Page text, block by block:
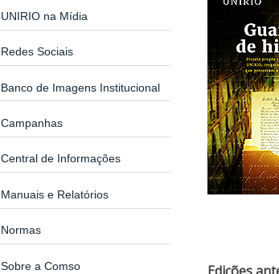
UNIRIO na Mídia
Redes Sociais
Banco de Imagens Institucional
Campanhas
Central de Informações
Manuais e Relatórios
Normas
Sobre a Comso